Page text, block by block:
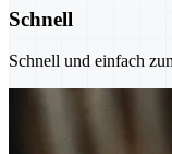
Schnell
Schnell und einfach